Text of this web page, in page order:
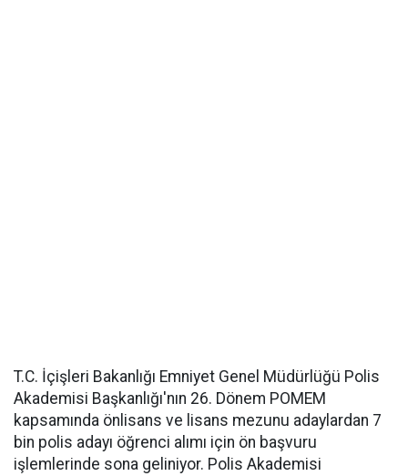
T.C. İçişleri Bakanlığı Emniyet Genel Müdürlüğü Polis
Akademisi Başkanlığı'nın 26. Dönem POMEM
kapsamında önlisans ve lisans mezunu adaylardan 7
bin polis adayı öğrenci alımı için ön başvuru
işlemlerinde sona geliniyor. Polis Akademisi